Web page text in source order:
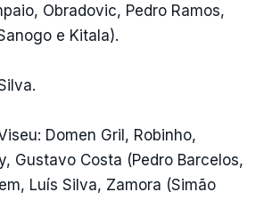
Obradovic, Pedro Ramos,
e Kitala).
Domen Gril, Robinho,
Gustavo Costa (Pedro Barcelos,
Luís Silva, Zamora (Simão